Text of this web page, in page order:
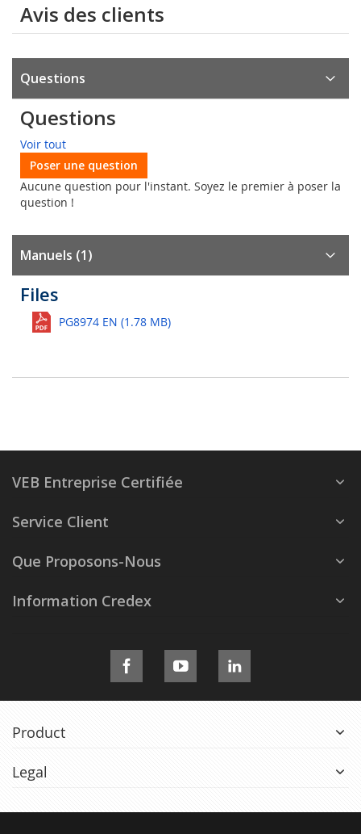
Avis des clients
Questions
Questions
Voir tout
Poser une question
Aucune question pour l'instant. Soyez le premier à poser la
question !
Manuels (1)
Files
PG8974 EN (1.78 MB)
VEB Entreprise Certifiée
Service Client
Que Proposons-Nous
Information Credex
Product
Legal